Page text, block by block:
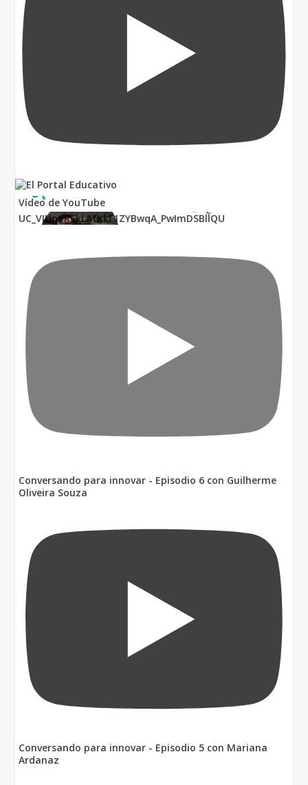
Vídeo de YouTube
UC_VIUnVRSkLAfKkF1ZYBwqA_PwImDSBllQU
Conversando para innovar - Episodio 6 con Guilherme
Oliveira Souza
Conversando para innovar - Episodio 5 con Mariana
Ardanaz